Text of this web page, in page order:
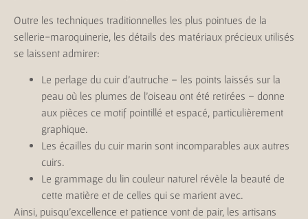
Outre les techniques traditionnelles les plus pointues de la
sellerie-maroquinerie, les détails des matériaux précieux utilisés
se laissent admirer:
Le perlage du cuir d’autruche – les points laissés sur la
peau où les plumes de l’oiseau ont été retirées – donne
aux pièces ce motif pointillé et espacé, particulièrement
graphique.
Les écailles du cuir marin sont incomparables aux autres
cuirs.
Le grammage du lin couleur naturel révèle la beauté de
cette matière et de celles qui se marient avec.
Ainsi, puisqu’excellence et patience vont de pair, les artisans